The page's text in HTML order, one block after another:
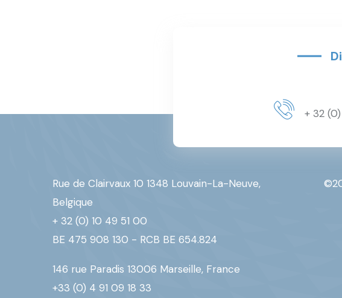
+ 32
Rue de Clairvaux 10 1348 Louvain-La-Neuve,
Belgique
+ 32 (0) 10 49 51 00
BE 475 908 130 - RCB BE 654.824
146 rue Paradis 13006 Marseille, France
+33 (0) 4 91 09 18 33